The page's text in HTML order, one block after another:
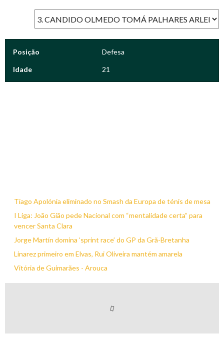
Posição Defesa
Idade 21
Tiago Apolónia eliminado no Smash da Europa de ténis de mesa
I Liga: João Gião pede Nacional com “mentalidade certa” para
vencer Santa Clara
Jorge Martín domina ‘sprint race’ do GP da Grã-Bretanha
Linarez primeiro em Elvas, Rui Oliveira mantém amarela
Vitória de Guimarães - Arouca